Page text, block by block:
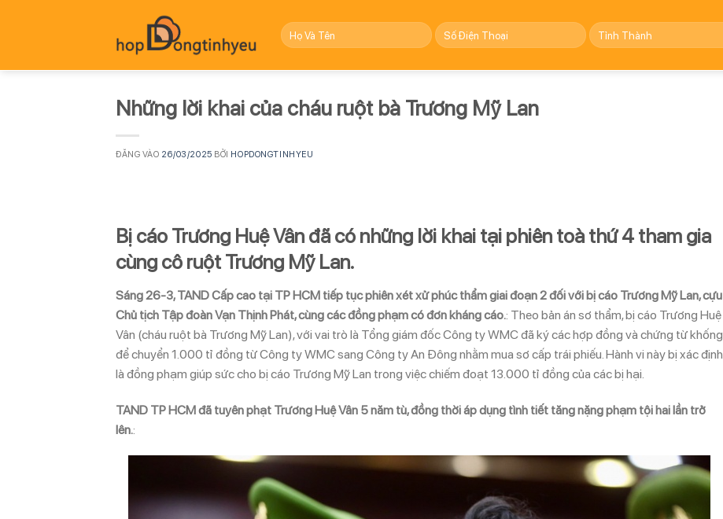
dung
Những lời khai của cháu ruột bà Trương Mỹ Lan
ĐĂNG VÀO 26/03/2025 BỞI HOPDONGTINHYEU
Bị cáo Trương Huệ Vân đã có những lời khai tại phiên toà thứ 4 tham gia
cùng cô ruột Trương Mỹ Lan.
Sáng 26-3, TAND Cấp cao tại TP HCM tiếp tục phiên xét xử phúc thẩm giai đoạn 2 đối với bị cáo Trương Mỹ Lan, cựu
Chủ tịch Tập đoàn Vạn Thịnh Phát, cùng các đồng phạm có đơn kháng cáo.: Theo bản án sơ thẩm, bị cáo Trương Huệ
Vân (cháu ruột bà Trương Mỹ Lan), với vai trò là Tổng giám đốc Công ty WMC đã ký các hợp đồng và chứng từ khống
để chuyển 1.000 tỉ đồng từ Công ty WMC sang Công ty An Đông nhằm mua sơ cấp trái phiếu. Hành vi này bị xác định
là đồng phạm giúp sức cho bị cáo Trương Mỹ Lan trong việc chiếm đoạt 13.000 tỉ đồng của các bị hại.
TAND TP HCM đã tuyên phạt Trương Huệ Vân 5 năm tù, đồng thời áp dụng tình tiết tăng nặng phạm tội hai lần trở
lên.: